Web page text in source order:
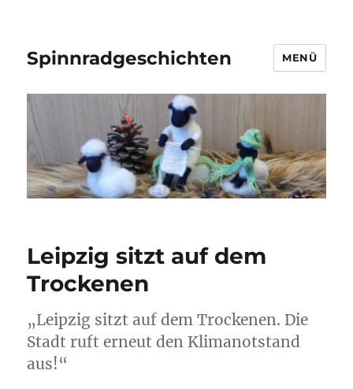
Spinnradgeschichten MENÜ
Leipzig sitzt auf dem
Trockenen
„Leipzig sitzt auf dem Trockenen. Die
Stadt ruft erneut den Klimanotstand
aus!“